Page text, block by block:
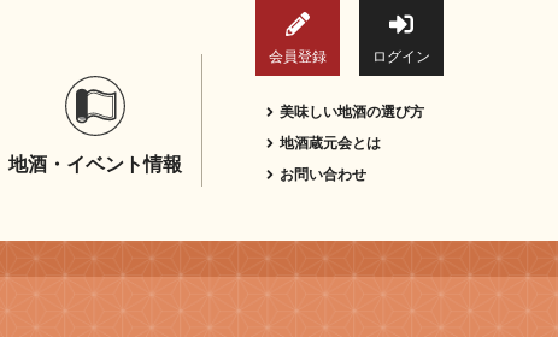
会員登録 ログイン
地酒・イベント情報
美味しい地酒の選び方
地酒蔵元会とは
お問い合わせ